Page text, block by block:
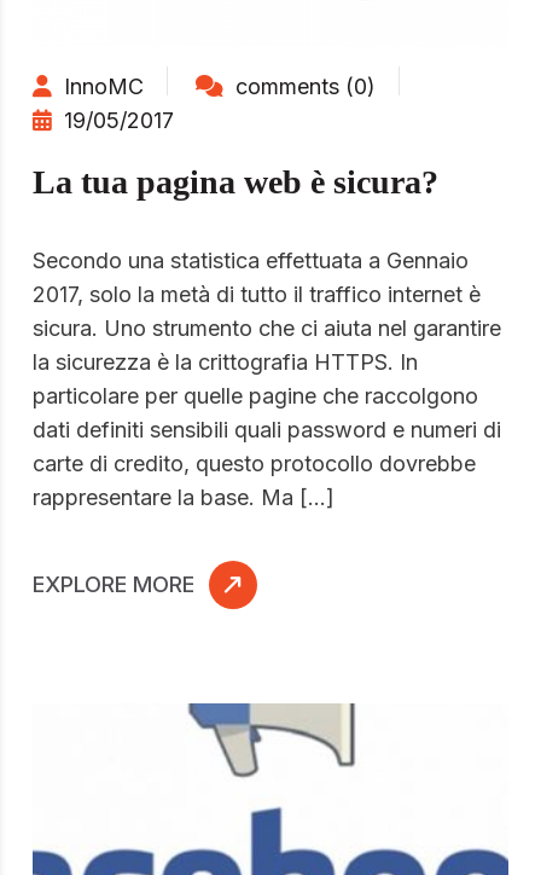
InnoMC
comments (0)
19/05/2017
La tua pagina web è sicura?
Secondo una statistica effettuata a Gennaio
2017, solo la metà di tutto il traffico internet è
sicura. Uno strumento che ci aiuta nel garantire
la sicurezza è la crittografia HTTPS. In
particolare per quelle pagine che raccolgono
dati definiti sensibili quali password e numeri di
carte di credito, questo protocollo dovrebbe
rappresentare la base. Ma […]
EXPLORE MORE